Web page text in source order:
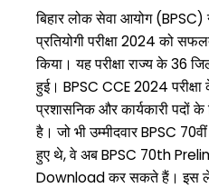
बिहार लोक सेवा आयोग
प्रतियोगी परीक्षा 2024 को
किया। यह परीक्षा राज्य के 36
हुई। BPSC CCE 2024 परीक्षा
प्रशासनिक और कार्यकारी पदों
है। जो भी उम्मीदवार BPSC
हुए थे, वे अब BPSC 70th
Download कर सकते हैं। इस